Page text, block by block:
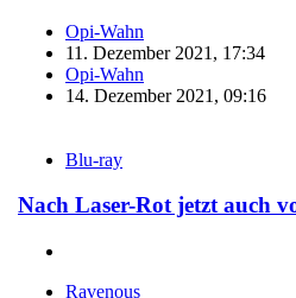
Opi-Wahn
11. Dezember 2021, 17:34
Opi-Wahn
14. Dezember 2021, 09:16
Blu-ray
Nach Laser-Rot jetzt auch
Ravenous